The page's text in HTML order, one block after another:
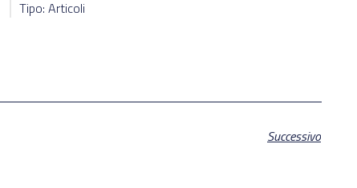
Tipo: Articoli
Successivo